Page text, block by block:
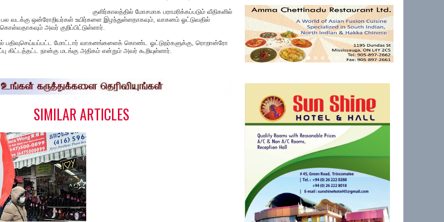
குளிர்காலத்தில் மோசமாக பராமரிக்கப்படும் வீதிகளில்
பல வடக்கு ஒன்ரோறியர்கள் உயிர்களை இழந்துள்ளதாகவும், வாகனம் ஓட்டுவதில்
அவர் குறிப்பிட்டுள்ளார்.
பதிவுசெய்யப்பட்ட மோட்டார் வாகனங்களைக் கொண்ட ஓட்டுநர்களுக்கு, ரொறான்ரோ
கிட்டத்தட்ட நான்கு மடங்கு அதிகம் என்றும் அவர் கூறியுள்ளார்.
SIMILAR ARTICLES